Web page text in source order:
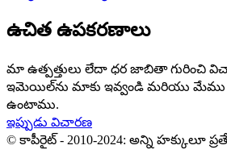
ఉచిత ఉపకరణాలు
మా ఉత్పత్తులు లేదా ధర జాబితా గురించి
ఇమెయిల్‌ను మాకు ఇవ్వండి మరియు మేము
ఉంటాము.
ఇప్పుడు విచారణ
© కాపీరైట్ - 2010-2024: అన్ని హక్కులూ